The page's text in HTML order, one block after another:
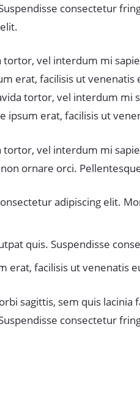
consectetur
vel interdum mi
erat, facilisis ut
tortor, vel interdum
ipsum erat, facilisis ut
vel interdum mi
ornare orci.
adipiscing elit.
quis. Suspendisse
erat, facilisis ut venenatis
sagittis, sem quis
consectetur